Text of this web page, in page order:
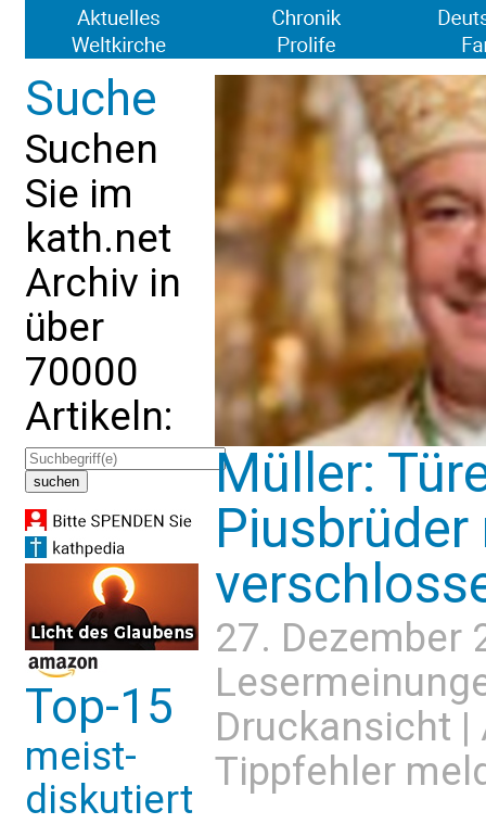
Suche
Suchen
Sie im
kath.net
Archiv in
über
70000
Artikeln:
Top-15
meist-
diskutiert
Müller:
27. Dezember
Druckansicht |
Tippfehler